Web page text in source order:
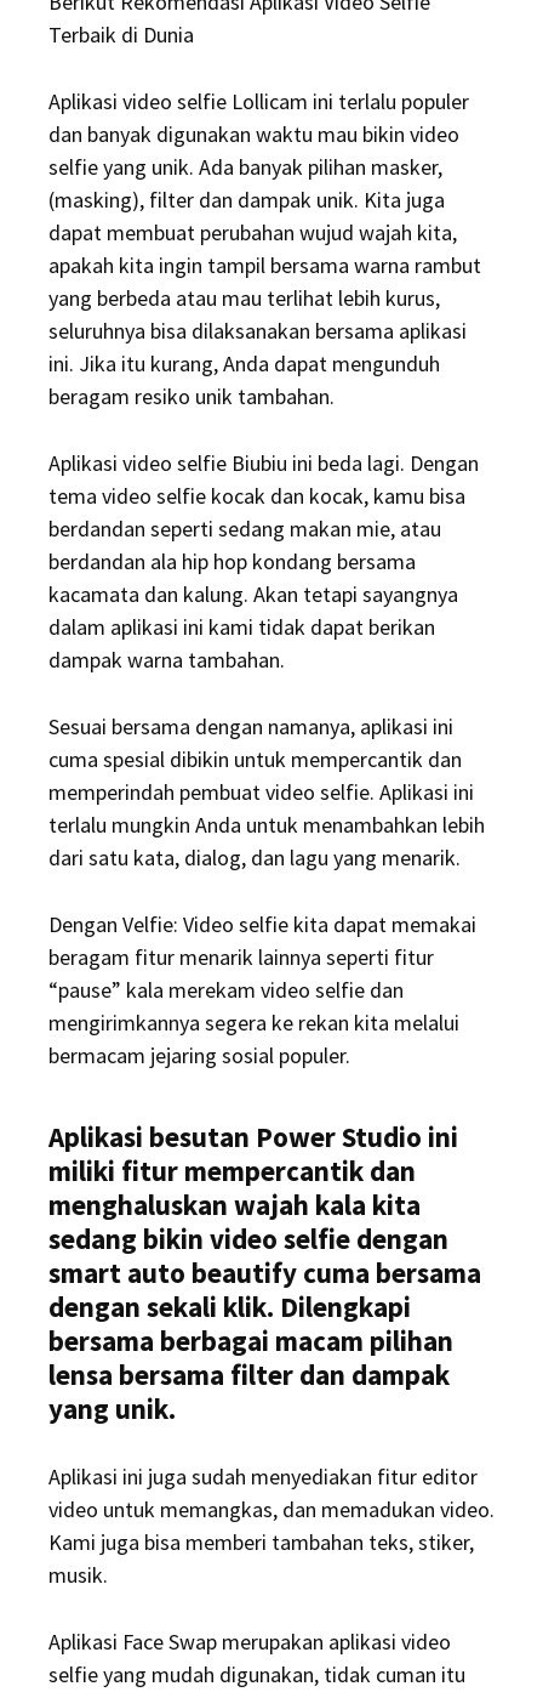
Terbaik di Dunia
Aplikasi video selfie Lollicam ini terlalu populer
dan banyak digunakan waktu mau bikin video
selfie yang unik. Ada banyak pilihan masker,
(masking), filter dan dampak unik. Kita juga
dapat membuat perubahan wujud wajah kita,
apakah kita ingin tampil bersama warna rambut
yang berbeda atau mau terlihat lebih kurus,
seluruhnya bisa dilaksanakan bersama aplikasi
ini. Jika itu kurang, Anda dapat mengunduh
beragam resiko unik tambahan.
Aplikasi video selfie Biubiu ini beda lagi. Dengan
tema video selfie kocak dan kocak, kamu bisa
berdandan seperti sedang makan mie, atau
berdandan ala hip hop kondang bersama
kacamata dan kalung. Akan tetapi sayangnya
dalam aplikasi ini kami tidak dapat berikan
dampak warna tambahan.
Sesuai bersama dengan namanya, aplikasi ini
cuma spesial dibikin untuk mempercantik dan
memperindah pembuat video selfie. Aplikasi ini
terlalu mungkin Anda untuk menambahkan lebih
dari satu kata, dialog, dan lagu yang menarik.
Dengan Velfie: Video selfie kita dapat memakai
beragam fitur menarik lainnya seperti fitur
“pause” kala merekam video selfie dan
mengirimkannya segera ke rekan kita melalui
bermacam jejaring sosial populer.
Aplikasi besutan Power Studio ini
miliki fitur mempercantik dan
menghaluskan wajah kala kita
sedang bikin video selfie dengan
smart auto beautify cuma bersama
dengan sekali klik. Dilengkapi
bersama berbagai macam pilihan
lensa bersama filter dan dampak
yang unik.
Aplikasi ini juga sudah menyediakan fitur editor
video untuk memangkas, dan memadukan video.
Kami juga bisa memberi tambahan teks, stiker,
musik.
Aplikasi Face Swap merupakan aplikasi video
selfie yang mudah digunakan, tidak cuman itu